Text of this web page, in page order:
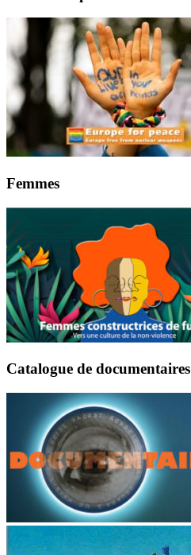
Femmes
Catalogue de documentaires